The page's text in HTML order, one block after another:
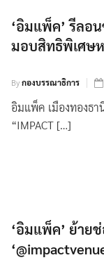
‘อิมแพ็ค’ รีลอน
มอบสิทธิพิเศษห
Byกองบรรณาธิการ
อิมแพ็ค เมืองทองธ
“IMPACT […]
‘อิมแพ็ค’ ย้าย